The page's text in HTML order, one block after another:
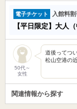
電子チケット 入館料割
【平日限定】大人
50代～
女性
道後ってつ
松山空港の
関連情報から探す